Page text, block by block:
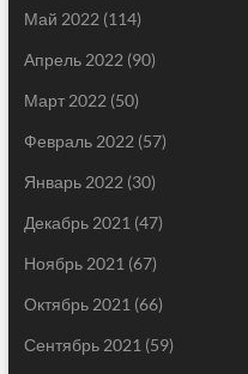
Май 2022 (114)
Апрель 2022 (90)
Март 2022 (50)
Февраль 2022 (57)
Январь 2022 (30)
Декабрь 2021 (47)
Ноябрь 2021 (67)
Октябрь 2021 (66)
Сентябрь 2021 (59)